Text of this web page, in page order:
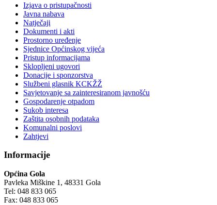
Izjava o pristupačnosti
Javna nabava
Natječaji
Dokumenti i akti
Prostorno uređenje
Sjednice Općinskog vijeća
Pristup informacijama
Sklopljeni ugovori
Donacije i sponzorstva
Službeni glasnik KCKŽŽ
Savjetovanje sa zainteresiranom javnošću
Gospodarenje otpadom
Sukob interesa
Zaštita osobnih podataka
Komunalni poslovi
Zahtjevi
Informacije
Općina Gola
Pavleka Miškine 1, 48331 Gola
Tel: 048 833 065
Fax: 048 833 065